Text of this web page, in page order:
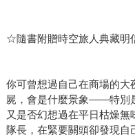
☆隨書附贈時空旅人典藏
你可曾想過自己在商場的大
屍，會是什麼景象——特別
又是否幻想過在平日枯燥
隊長，在緊要關頭卻發現